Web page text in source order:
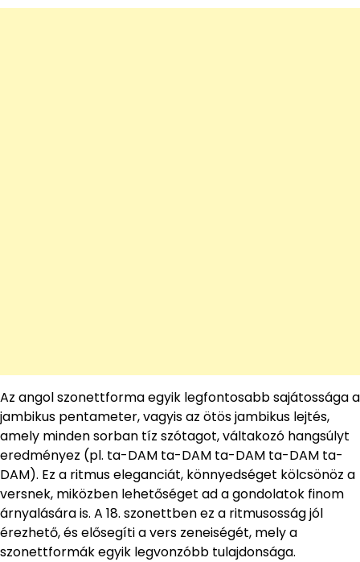
Az angol szonettforma egyik legfontosabb sajátossága a
jambikus pentameter, vagyis az ötös jambikus lejtés,
amely minden sorban tíz szótagot, váltakozó hangsúlyt
eredményez (pl. ta-DAM ta-DAM ta-DAM ta-DAM ta-
DAM). Ez a ritmus eleganciát, könnyedséget kölcsönöz a
versnek, miközben lehetőséget ad a gondolatok finom
árnyalására is. A 18. szonettben ez a ritmusosság jól
érezhető, és elősegíti a vers zeneiségét, mely a
szonettformák egyik legvonzóbb tulajdonsága.